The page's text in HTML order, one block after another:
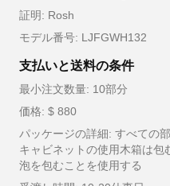
証明: Rosh
モデル番号: LJFGWH132
支払いと送料の条件
最小注文数量: 10部分
価格: $ 880
パッケージの詳細: すべての
キャビネットの使用木箱は
泡を包むことを使用する